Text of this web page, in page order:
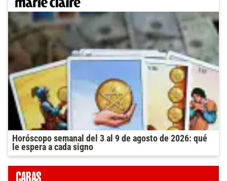
Horóscopo semanal del 3 al 9 de agosto de 2026: qué
le espera a cada signo